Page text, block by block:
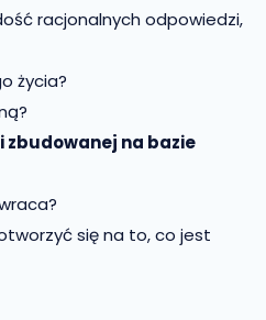
racjonalnych odpowiedzi,
życia?
zbudowanej na bazie
się na to, co jest